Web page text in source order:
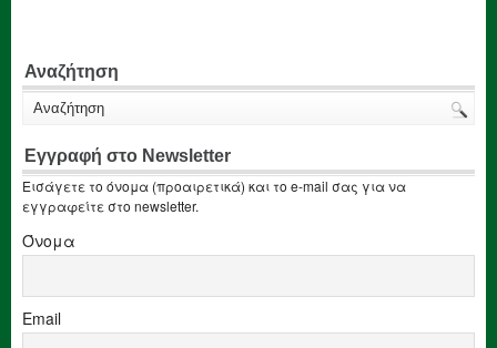
Αναζήτηση
Εγγραφή στο Newsletter
Εισάγετε το όνομα (προαιρετικά) και το e-mail σας για να
εγγραφείτε στο newsletter.
Όνομα
Email